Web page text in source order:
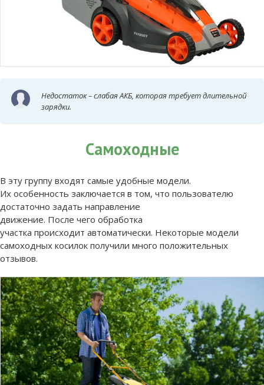
Недостаток – слабая АКБ, которая требует длительной
зарядки.
Самоходные
В эту группу входят самые удобные модели.
Их особенность заключается в том, что пользователю
достаточно задать направление
движение. После чего обработка
участка происходит автоматически. Некоторые модели
самоходных косилок получили много положительных
отзывов.